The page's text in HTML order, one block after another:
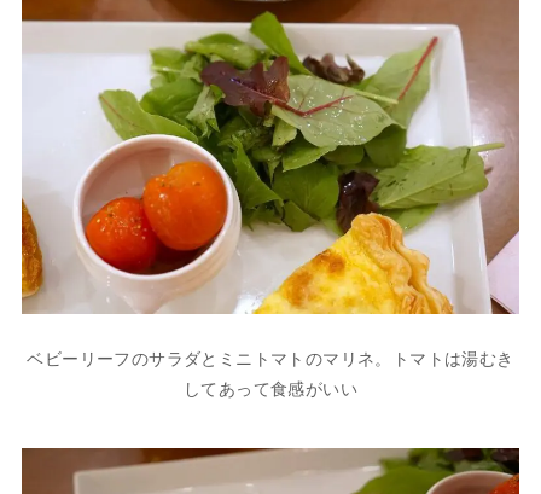
ベビーリーフのサラダとミニトマトのマリネ。トマトは湯むき
してあって食感がいい